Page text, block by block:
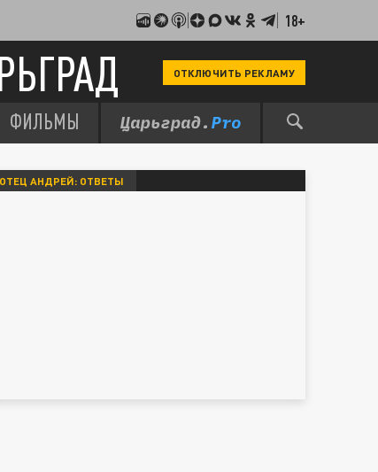
18+
ОТКЛЮЧИТЬ РЕКЛАМУ
ФИЛЬМЫ
ОТЕЦ АНДРЕЙ: ОТВЕТЫ